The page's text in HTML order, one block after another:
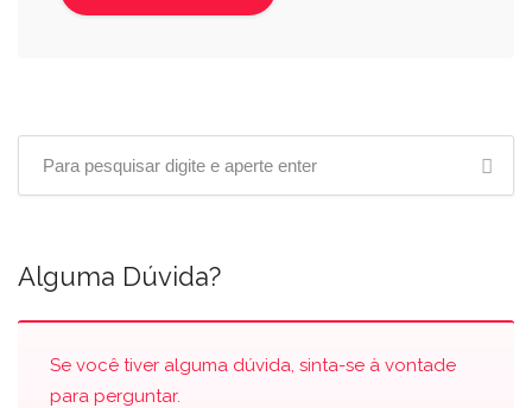
Alguma Dúvida?
Se você tiver alguma dúvida, sinta-se à vontade
para perguntar.